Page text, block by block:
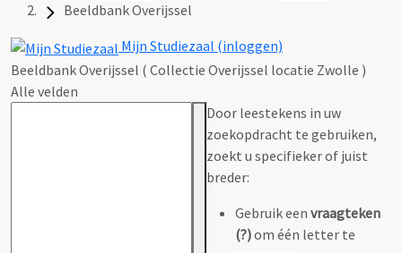
Beeldbank Overijssel
Mijn Studiezaal (inloggen)
Beeldbank Overijssel ( Collectie Overijssel locatie Zwolle )
Alle velden
Door leestekens in uw
zoekopdracht te gebruiken,
zoekt u specifieker of juist
breder:
Gebruik een vraagteken
(?)om één letter te